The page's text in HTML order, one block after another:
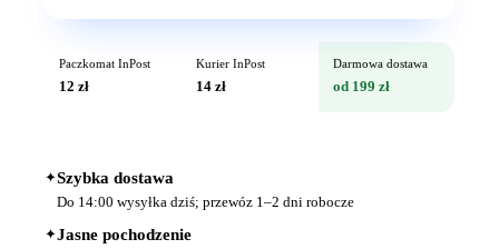
Paczkomat InPost
12 zł
Kurier InPost
14 zł
Darmowa dostawa
od 199 zł
✦Szybka dostawa
Do 14:00 wysyłka dziś; przewóz 1–2 dni robocze
✦Jasne pochodzenie